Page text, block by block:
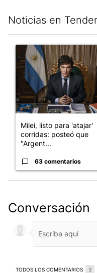
Noticias en
Un artículo de
Milei, listo para 'atajar'
corridas: posteó que
"Argent...
63 comentarios
Conversación
TODOS LOS COMENTARIOS 3